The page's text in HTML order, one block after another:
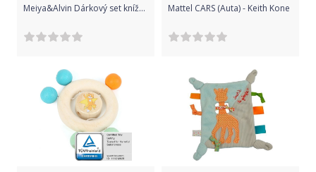
bude
hraní
netradičním,
Meiya&Alvin Dárkový set knížka + hračka sloník Alvin Mattel CARS (Auta) - Keith Kone